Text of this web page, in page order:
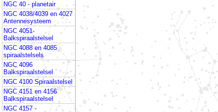
NGC 40 - planetair
NGC 4038/4039 en 4027
Antennesysteem
NGC 4051-
Balkspiraalstelsel
NGC 4088 en 4085
spiraalstelsels
NGC 4096
Balkspiraalstelsel
NGC 4100 Spiraalstelsel
NGC 4151 en 4156
Balkspiraalstelsel
NGC 4157 -